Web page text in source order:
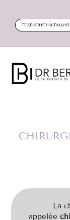
ТЕЛЕКОНСУЛЬТАЦИЯ
La
appelée